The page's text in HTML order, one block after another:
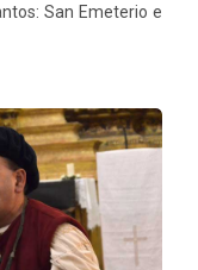
San Emeterio e